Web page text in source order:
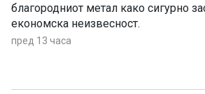
благородниот метал како сигурно
економска неизвесност.
пред 13 часа